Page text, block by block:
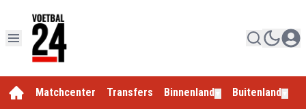
Matchcenter Transfers Binnenland Buitenland